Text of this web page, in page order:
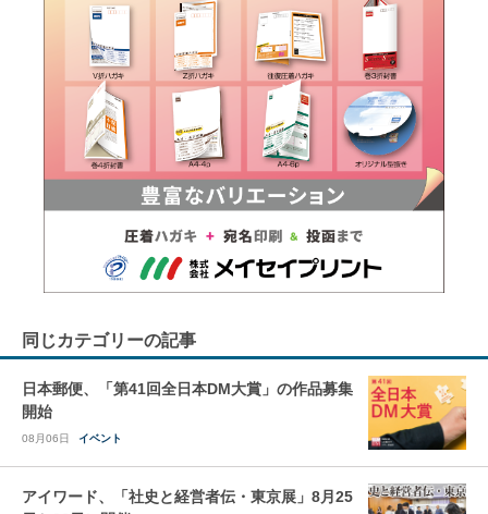
同じカテゴリーの記事
日本郵便、「第41回全日本DM大賞」の作品募集
開始
08月06日 イベント
アイワード、「社史と経営者伝・東京展」8月25